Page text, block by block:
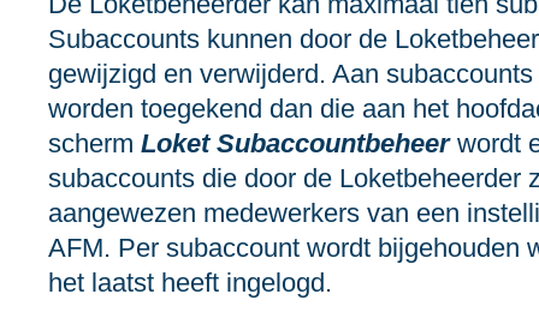
Subaccounts kunnen door de
gewijzigd en verwijderd. Aan
worden toegekend dan die aan het
scherm Loket Subaccountbeheerwordt
subaccounts die door de Loketbeheerder
aangewezen medewerkers van een
AFM. Per subaccount wordt bijgehouden
het laatst heeft ingelogd.